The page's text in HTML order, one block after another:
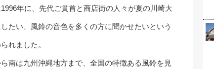
年に、先代ご貫首と商店街の人々が夏の川崎大
たい、風鈴の音色を多くの方に聞かせたいという
れました。
南は九州沖縄地方まで、全国の特徴ある風鈴を見